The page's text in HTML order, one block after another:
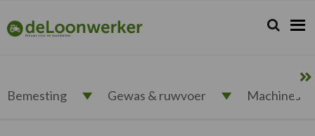
de
hoofdnavigatie
de
hoofd
de
eerste
de
voettekst
deloonwerker.nl Zoeken...
Zoek
Bemesting Gewas & ruwvoer Machines